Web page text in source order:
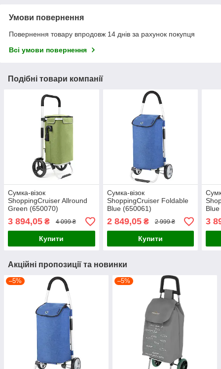
Умови повернення
Повернення товару впродовж 14 днів за рахунок покупця
Всі умови повернення
Подібні товари компанії
Cумка-візок
ShoppingCruiser Allround
Green (650070)
3 894,05 ₴ 4 099 ₴
Купити
Сумка-візок
ShoppingCruiser Foldable
Blue (650061)
2 849,05₴ 2 999 ₴
Купити
3
Акційні пропозиції та новинки
–5% –5%